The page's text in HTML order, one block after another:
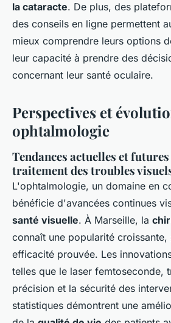
la cataracte. De plus, des
des conseils en ligne permettent
mieux comprendre leurs options
leur capacité à prendre des
concernant leur santé oculaire.
Perspectives et
ophtalmologie
Tendances actuelles et
traitement des troubles
L'ophtalmologie, un domaine en
bénéficie d'avancées continues
santé visuelle. À Marseille, la
connaît une popularité croissante,
efficacité prouvée. Les
telles que le laser femtoseconde,
précision et la sécurité des
statistiques démontrent une